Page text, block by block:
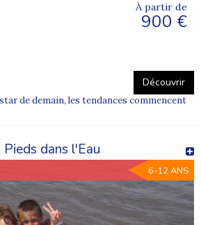
À partir de
900 €
Découvrir
de demain, les tendances commencent
Pieds dans l'Eau
6-12 ANS